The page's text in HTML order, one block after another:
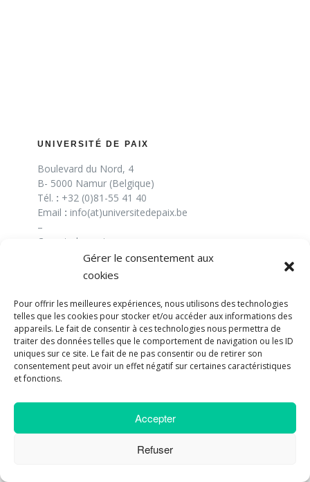
Gérer le consentement aux
cookies
Pour offrir les meilleures expériences, nous utilisons des technologies
telles que les cookies pour stocker et/ou accéder aux informations des
appareils. Le fait de consentir à ces technologies nous permettra de
traiter des données telles que le comportement de navigation ou les ID
uniques sur ce site. Le fait de ne pas consentir ou de retirer son
consentement peut avoir un effet négatif sur certaines caractéristiques
et fonctions.
Accepter
Refuser
UNIVERSITÉ DE PAIX
Boulevard du Nord, 4
B- 5000 Namur (Belgique)
Tél. : +32 (0)81-55 41 40
Email : info(at)universitedepaix.be
–
Compte bancaire
BE73 0010 4197 0360
N° national :
LIENS UTILES
Carnet d’adresses : liens utiles
Bon à savoir – contenu du site
Interventions sur mesure
Offre d’emploi